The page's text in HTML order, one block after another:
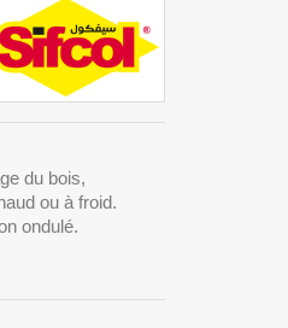
du bois,
ou à froid.
ondulé.